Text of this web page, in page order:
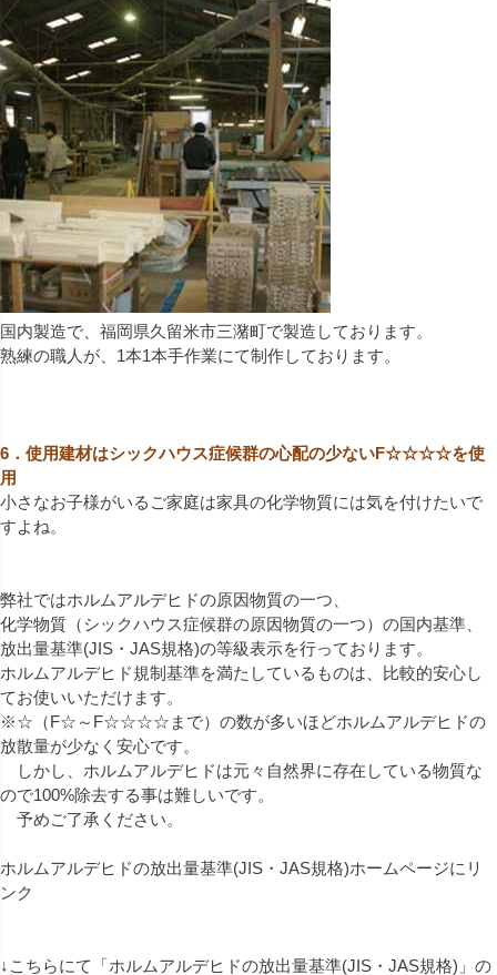
国内製造で、福岡県久留米市三潴町で製造しております。
熟練の職人が、1本1本手作業にて制作しております。
6．使用建材はシックハウス症候群の心配の少ないF☆☆☆☆を使
用
小さなお子様がいるご家庭は家具の化学物質には気を付けたいで
すよね。
弊社ではホルムアルデヒドの原因物質の一つ、
化学物質（シックハウス症候群の原因物質の一つ）の国内基準、
放出量基準(JIS・JAS規格)の等級表示を行っております。
ホルムアルデヒド規制基準を満たしているものは、比較的安心し
てお使いいただけます。
※☆（F☆～F☆☆☆☆まで）の数が多いほどホルムアルデヒドの
放散量が少なく安心です。
しかし、ホルムアルデヒドは元々自然界に存在している物質な
ので100%除去する事は難しいです。
予めご了承ください。
ホルムアルデヒドの放出量基準(JIS・JAS規格)ホームページにリ
ンク
↓こちらにて「ホルムアルデヒドの放出量基準(JIS・JAS規格)」の